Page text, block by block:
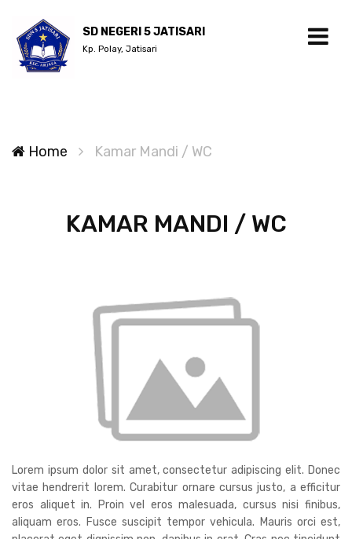
SD NEGERI 5 JATISARI
Kp. Polay, Jatisari
Home Kamar Mandi / WC
KAMAR MANDI / WC
Lorem ipsum dolor sit amet, consectetur adipiscing elit. Donec
vitae hendrerit lorem. Curabitur ornare cursus justo, a efficitur
eros aliquet in. Proin vel eros malesuada, cursus nisi finibus,
aliquam eros. Fusce suscipit tempor vehicula. Mauris orci est,